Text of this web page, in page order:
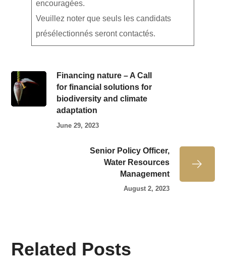
encouragées.
Veuillez noter que seuls les candidats
présélectionnés seront contactés.
Financing nature – A Call
for financial solutions for
biodiversity and climate
adaptation
June 29, 2023
Senior Policy Officer,
Water Resources
Management
August 2, 2023
Related Posts